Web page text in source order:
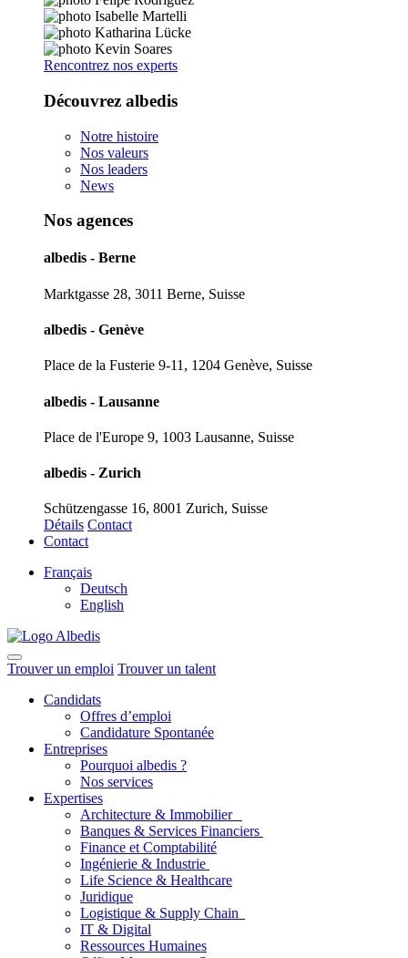
Rencontrez nos experts
Découvrez albedis
Notre histoire
Nos valeurs
Nos leaders
News
Nos agences
albedis - Berne
Marktgasse 28, 3011 Berne, Suisse
albedis - Genève
Place de la Fusterie 9-11, 1204 Genève, Suisse
albedis - Lausanne
Place de l'Europe 9, 1003 Lausanne, Suisse
albedis - Zurich
Schützengasse 16, 8001 Zurich, Suisse
Détails Contact
Contact
Français
Deutsch
English
Trouver un emploi Trouver un talent
Candidats
Offres d’emploi
Candidature Spontanée
Entreprises
Pourquoi albedis ?
Nos services
Expertises
Architecture & Immobilier
Banques & Services Financiers
Finance et Comptabilité
Ingénierie & Industrie
Life Science & Healthcare
Juridique
Logistique & Supply Chain
IT & Digital
Ressources Humaines